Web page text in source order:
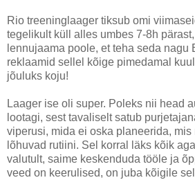
Rio treeninglaager tiksub omi
tegelikult küll alles umbes 7-8h
lennujaama poole, et teha seda nagu
reklaamid sellel kõige pimedamal
jõuluks koju!
Laager ise oli super. Poleks nii head
lootagi, sest tavaliselt satub
viperusi, mida ei oska planeerida, mis
lõhuvad rutiini. Sel korral läks kõik
valutult, saime keskenduda tööle ja
veed on keerulised, on juba kõigile